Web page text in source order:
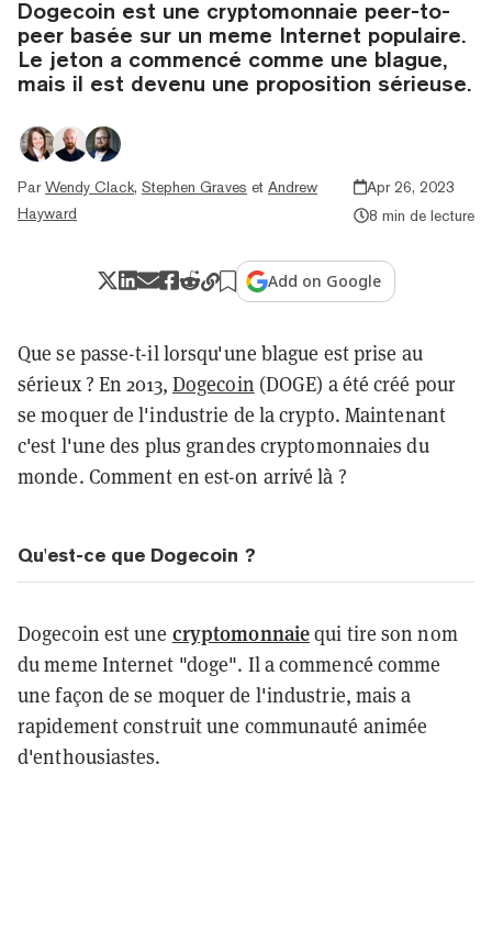
Dogecoin est une cryptomonnaie peer-to-
peer basée sur un meme Internet populaire.
Le jeton a commencé comme une blague,
mais il est devenu une proposition sérieuse.
Par Wendy Clack, Stephen Graves et Andrew
Hayward
Apr 26, 2023
8 min de lecture
Add on Google
Que se passe-t-il lorsqu'une blague est prise au
sérieux ? En 2013, Dogecoin (DOGE) a été créé pour
se moquer de l'industrie de la crypto. Maintenant
c'est l'une des plus grandes cryptomonnaies du
monde. Comment en est-on arrivé là ?
Qu'est-ce que Dogecoin ?
Dogecoin est une cryptomonnaiequi tire son nom
du meme Internet "doge". Il a commencé comme
une façon de se moquer de l'industrie, mais a
rapidement construit une communauté animée
d'enthousiastes.